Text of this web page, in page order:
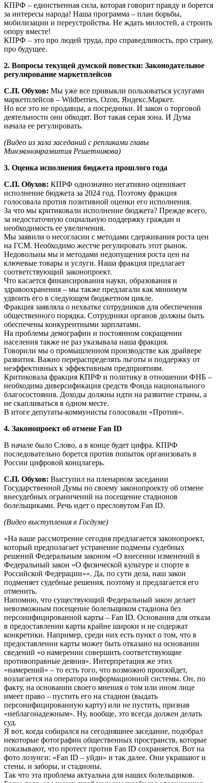
КПРФ – единственная сила, которая говорит правду и борется
за интересы народа! Наша программа – план борьбы,
мобилизации и переустройства. Не ждать милостей, а строить
опору вместе!
КПРФ – это про людей труда, про справедливость, про страну,
про будущее.
2. Вопросы текущей думской повестки: Законодательное
регулирование маркетплейсов
С.П. Обухов: Мы уже все привыкли пользоваться услугами
маркетплейсов – Wildberries, Ozon, Яндекс.Маркет.
Но все это не продавцы, а посредники. И закон о торговой
деятельности они обходят. Вот такая серая зона. И Дума
начала ее регулировать.
(Видео из зала заседаний с репликами главы
Минэкономразвития Решетникова)
3. Оценка исполнения бюджета прошлого года
С.П. Обухов: КПРФ однозначно негативно оценивает
исполнение бюджета за 2024 год. Поэтому фракция
голосовала против позитивной оценки его исполнения.
За что мы критиковали исполнение бюджета? Прежде всего,
за недостаточную социальную поддержку граждан и
необходимость ее увеличения.
Мы заявили о несогласии с методами сдерживания роста цен
на ГСМ. Необходимо жестче регулировать этот рынок.
Недовольны мы и методами недопущения роста цен на
ключевые товары и услуги. Наша фракция предлагает
соответствующий законопроект.
Что касается финансирования науки, образования и
здравоохранения – мы также предлагали как минимум
удвоить его в следующем бюджетном цикле.
Фракция заявляла о нехватке сотрудников для обеспечения
общественного порядка. Сотрудники органов должны быть
обеспечены конкурентными зарплатами.
На проблемы демографии и постоянном сокращении
населения также не раз указывала наша фракция.
Говорили мы о промышленном производстве как драйвере
развития. Важно перераспределять льготы и поддержку от
неэффективных к эффективным предприятиям.
Критиковала фракция КПРФ и политику в отношении ФНБ –
необходима диверсификация средств Фонда национального
благосостояния. Доходы должны идти на развитие страны, а
не скапливаться в одном месте.
В итоге депутаты-коммунисты голосовали «Против».
4. Законопроект об отмене Fan ID
В начале было Слово, а в конце будет цифра. КПРФ
последовательно борется против попыток организовать в
России цифровой концлагерь.
С.П. Обухов: Выступил на пленарном заседании
Государственной Думы по своему законопроекту об отмене
внесудебных ограничений на посещение стадионов
болельщиками. Речь идет о пресловутом Fan ID.
(Видео выступления в Госдуме)
«На ваше рассмотрение сегодня предлагается законопроект,
который предполагает устранение подмены судебных
решений Федеральным законом «О внесении изменений в
Федеральный закон «О физической культуре и спорте в
Российской Федерации»». Да, по сути дела, наш закон
подменяет судебные решения, поэтому и предлагается его
отменить.
Напомню, что существующий Федеральный закон делает
невозможным посещение болельщиком стадиона без
персонифицированной карты – Fan ID. Основания для отказа
в предоставлении карты крайне широки и не содержат
конкретики. Например, среди них есть пункт о том, что в
предоставлении карты может быть отказано на основании
сведений «о намерении совершить соответствующие
противоправные деяния». Интерпретация же этих
«намерений» – то есть того, что возможно произойдет,
возлагается на оператора информационной системы. Он, по
факту, на основании своего мнения о том или ином лице
имеет право – пустить его на стадион (выдать
персонифицированную карту) или не пустить, признав
«неблагонадежным». Ну, вообще, это всегда должен делать
суд.
Я вот, когда собирался на сегодняшнее заседание, подобрал
некоторые фотографии общественных пространств, которые
показывают, что протест против Fan ID сохраняется. Вот на
фото лозунги: «Fan ID – уйди» и так далее. Они украшают и
стены, и заборы, и стадионы.
Так что эта проблема актуальна для наших болельщиков.